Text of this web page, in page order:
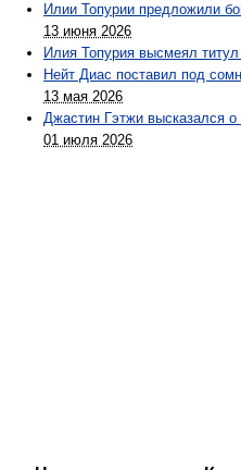
Илии Топурии предложили
13 июня 2026
Илия Топурия высмеял
Нейт Диас поставил под
13 мая 2026
Джастин Гэтжи высказался
01 июля 2026